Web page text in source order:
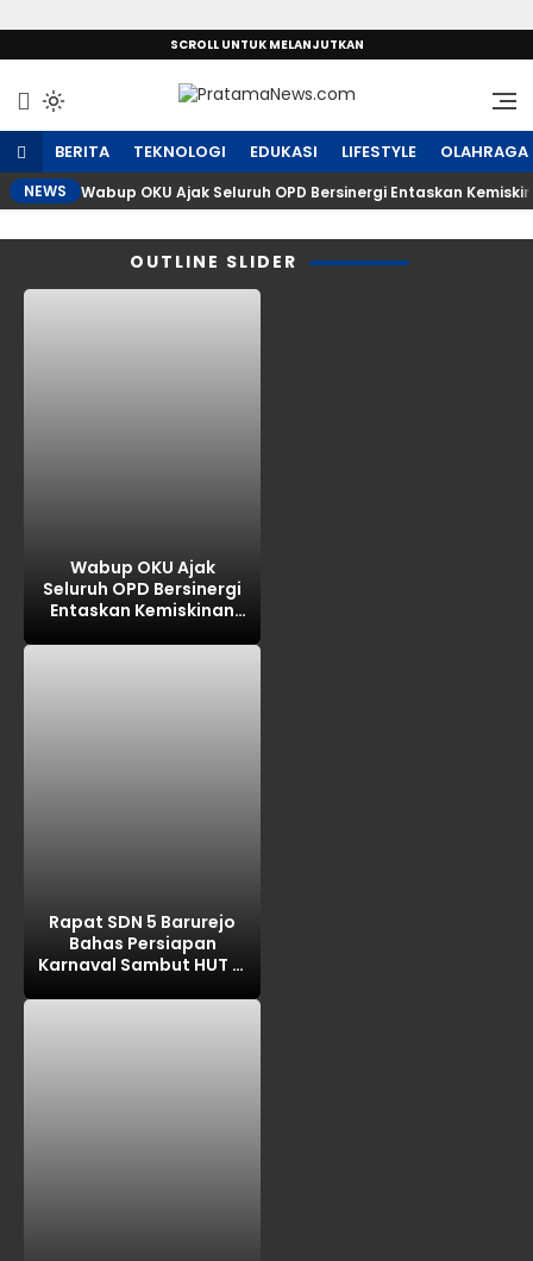
SCROLL UNTUK MELANJUTKAN
BERITA TEKNOLOGI EDUKASI LIFESTYLE OLAHRAGA
NEWS Wabup OKU Ajak Seluruh OPD Bersinergi Entaskan
OUTLINE SLIDER
Wabup OKU Ajak
Seluruh OPD Bersinergi
Entaskan Kemiskinan
Rumah
Rapat SDN 5 Barurejo
Bahas Persiapan
Karnaval Sambut HUT RI